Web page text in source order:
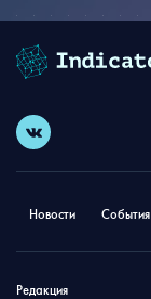
Новости События
Редакция